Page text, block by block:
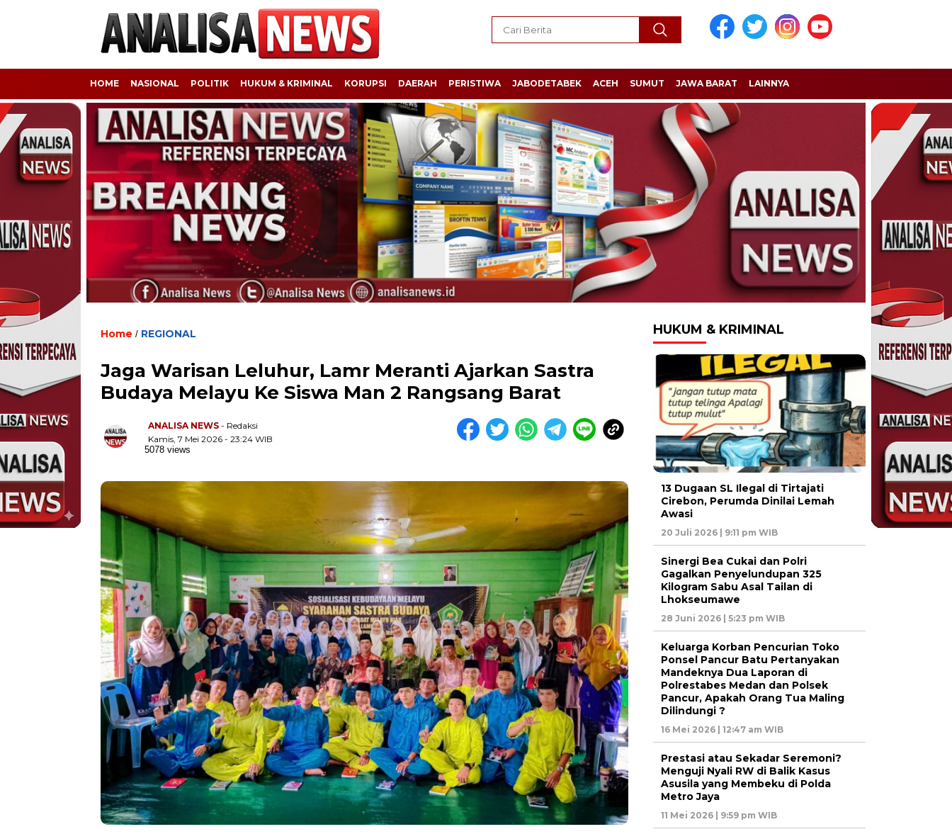
HOME NASIONAL POLITIK HUKUM & KRIMINAL KORUPSI DAERAH PERISTIWA JABODETABEK ACEH SUMUT JAWA BARAT LAINNYA
Home / REGIONAL
Jaga Warisan Leluhur, Lamr Meranti Ajarkan Sastra
Budaya Melayu Ke Siswa Man 2 Rangsang Barat
ANALISA NEWS - Redaksi
Kamis, 7 Mei 2026 - 23:24 WIB
5078 views
HUKUM & KRIMINAL
13 Dugaan SL Ilegal di Tirtajati
Cirebon, Perumda Dinilai Lemah
Awasi
20 Juli 2026 | 9:11 pm WIB
Sinergi Bea Cukai dan Polri
Gagalkan Penyelundupan 325
Kilogram Sabu Asal Tailan di
Lhokseumawe
28 Juni 2026 | 5:23 pm WIB
Keluarga Korban Pencurian Toko
Ponsel Pancur Batu Pertanyakan
Mandeknya Dua Laporan di
Polrestabes Medan dan Polsek
Pancur, Apakah Orang Tua Maling
Dilindungi ?
16 Mei 2026 | 12:47 am WIB
Prestasi atau Sekadar Seremoni?
Menguji Nyali RW di Balik Kasus
Asusila yang Membeku di Polda
Metro Jaya
11 Mei 2026 | 9:59 pm WIB